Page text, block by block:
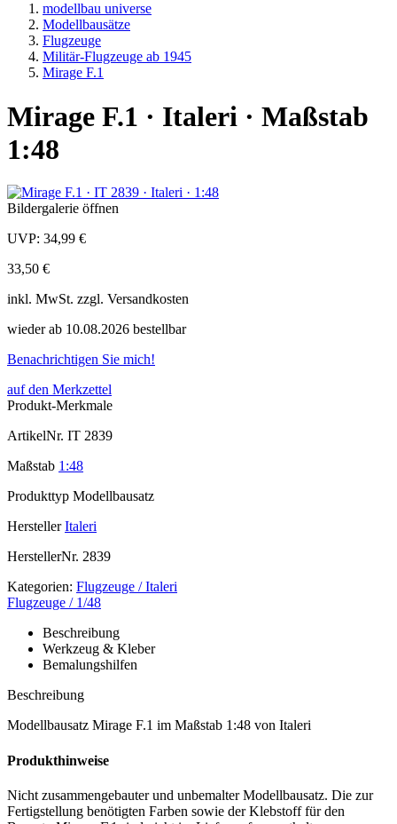
modellbau universe
Modellbausätze
Flugzeuge
Militär-Flugzeuge ab 1945
Mirage F.1
Mirage F.1 · Italeri · Maßstab
1:48
Bildergalerie öffnen
UVP: 34,99 €
33,50 €
inkl. MwSt. zzgl. Versandkosten
wieder ab 10.08.2026 bestellbar
Benachrichtigen Sie mich!
auf den Merkzettel
Produkt-Merkmale
ArtikelNr. IT 2839
Maßstab 1:48
Produkttyp Modellbausatz
Hersteller Italeri
HerstellerNr. 2839
Kategorien: Flugzeuge / Italeri
Flugzeuge / 1/48
Beschreibung
Werkzeug & Kleber
Bemalungshilfen
Beschreibung
Modellbausatz Mirage F.1 im Maßstab 1:48 von Italeri
Produkthinweise
Nicht zusammengebauter und unbemalter Modellbausatz. Die zur
Fertigstellung benötigten Farben sowie der Klebstoff für den